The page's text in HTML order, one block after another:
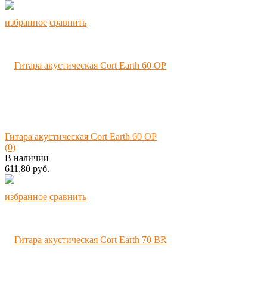
избранное сравнить
избранное сравнить
Гитара акустическая Cort Earth 60 OP
(0)
В наличии
611,80 руб.